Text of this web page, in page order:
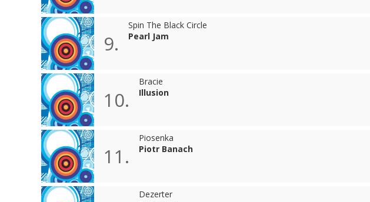
9.
Spin The Black Circle
Pearl Jam
10.
Bracie
Illusion
11.
Piosenka
Piotr Banach
Dezerter